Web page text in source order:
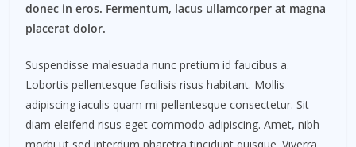
donec in eros. Fermentum, lacus ullamcorper at magna
placerat dolor.
Suspendisse malesuada nunc pretium id faucibus a.
Lobortis pellentesque facilisis risus habitant. Mollis
adipiscing iaculis quam mi pellentesque consectetur. Sit
diam eleifend risus eget commodo adipiscing. Amet, nibh